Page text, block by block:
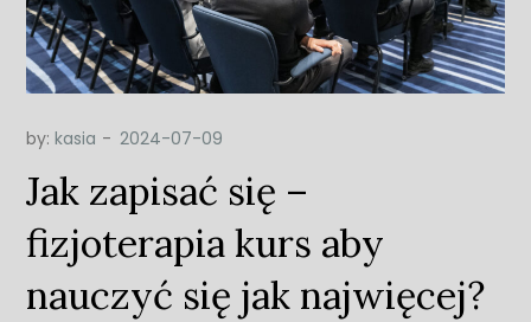
by:kasia
Jak zapisać się –
fizjoterapia kurs aby
nauczyć się jak najwięcej?